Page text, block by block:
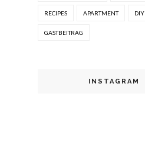
RECIPES APARTMENT DIY
GASTBEITRAG
INSTAGRAM